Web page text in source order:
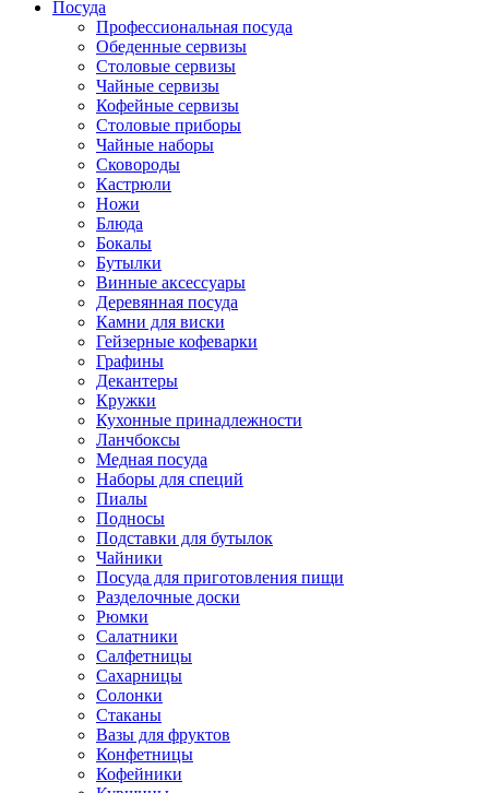
Посуда
Профессиональная посуда
Обеденные сервизы
Столовые сервизы
Чайные сервизы
Кофейные сервизы
Столовые приборы
Чайные наборы
Сковороды
Кастрюли
Ножи
Блюда
Бокалы
Бутылки
Винные аксессуары
Деревянная посуда
Камни для виски
Гейзерные кофеварки
Графины
Декантеры
Кружки
Кухонные принадлежности
Ланчбоксы
Медная посуда
Наборы для специй
Пиалы
Подносы
Подставки для бутылок
Чайники
Посуда для приготовления пищи
Разделочные доски
Рюмки
Салатники
Салфетницы
Сахарницы
Солонки
Стаканы
Вазы для фруктов
Конфетницы
Кофейники